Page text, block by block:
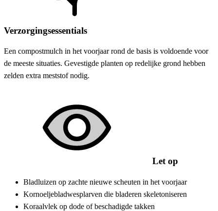
Verzorgingsessentials
Een compostmulch in het voorjaar rond de basis is voldoende voor
de meeste situaties. Gevestigde planten op redelijke grond hebben
zelden extra meststof nodig.
Let op
Bladluizen op zachte nieuwe scheuten in het voorjaar
Kornoeljebladwesplarven die bladeren skeletoniseren
Koraalvlek op dode of beschadigde takken